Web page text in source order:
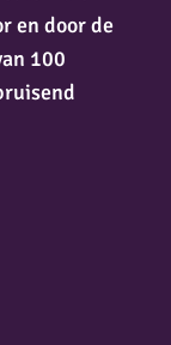
en door de
100